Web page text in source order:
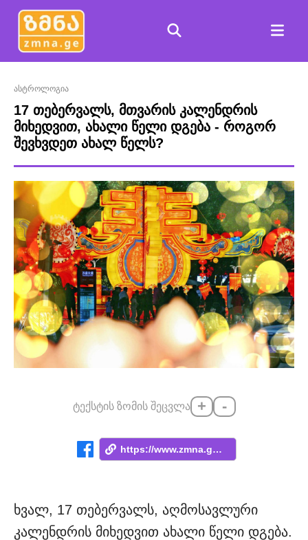
ასტროლოგია
17 თებერვალს, მთვარის კალენდრის
მიხედვით, ახალი წელი დგება - როგორ
შევხვდეთ ახალ წელს?
ტექსტის ზომის შეცვლა + -
https://www.zmna.ge/news/17-tebervals-mt...
ხვალ, 17 თებერვალს, აღმოსავლური
კალენდრის მიხედვით ახალი წელი დგება.